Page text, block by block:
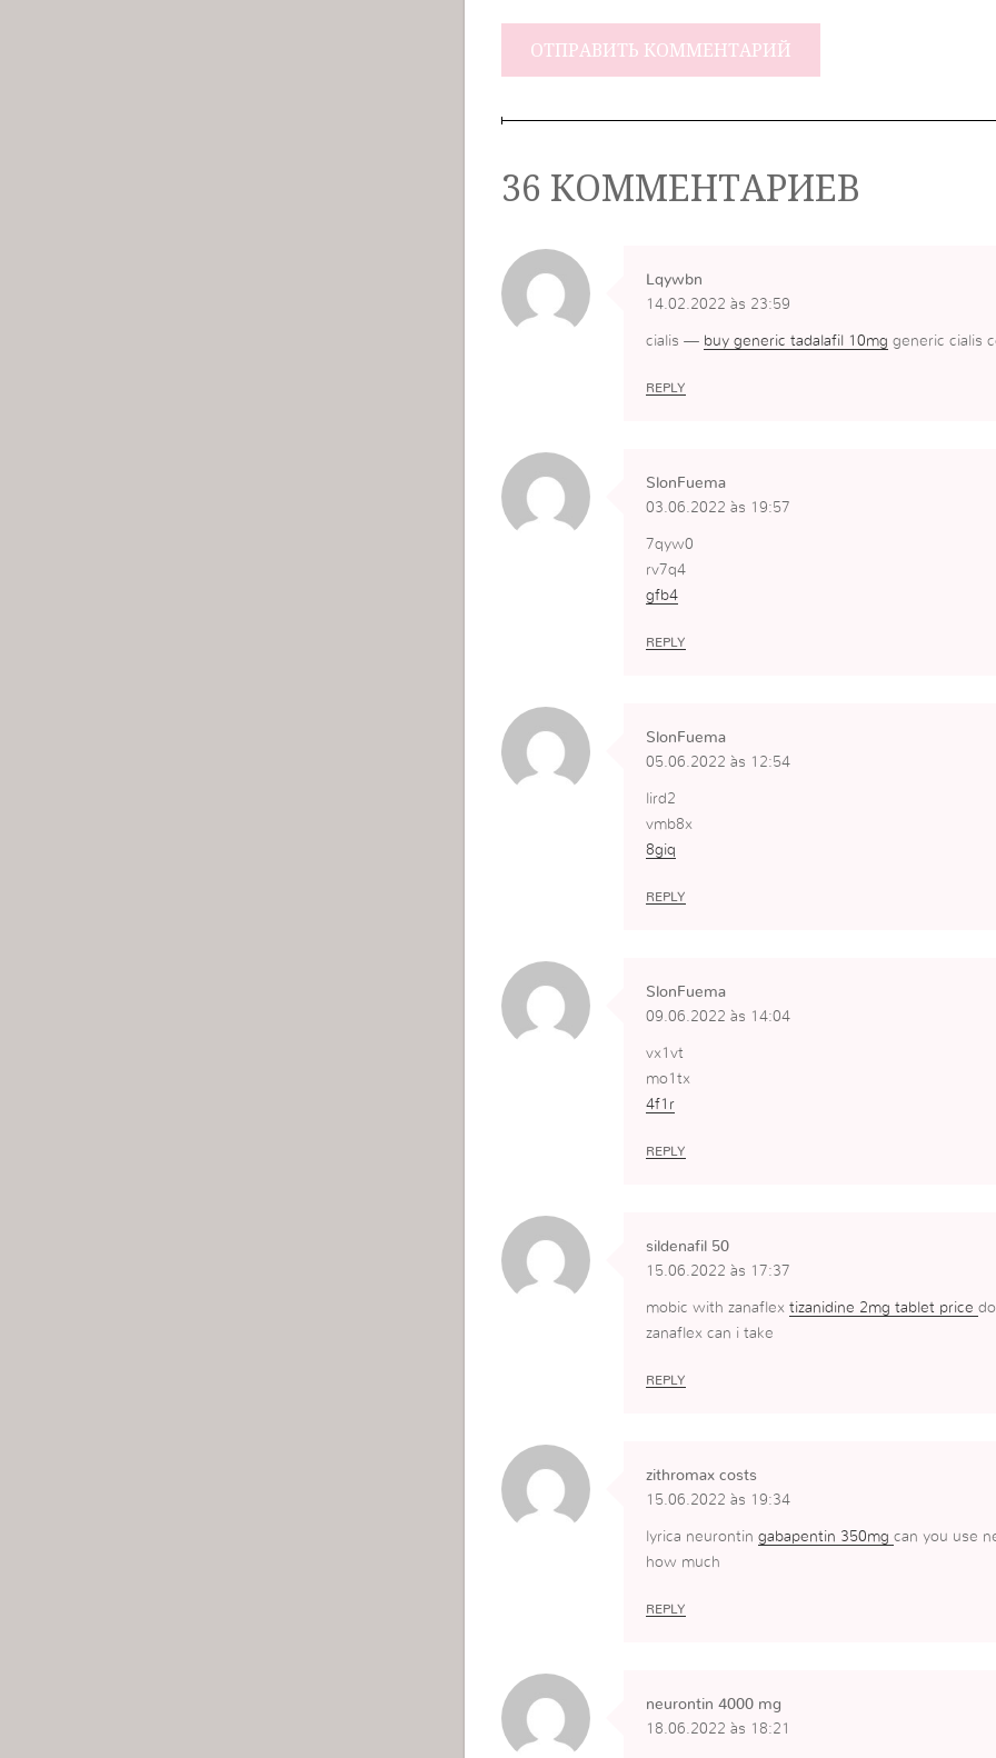
36 КОММЕНТАРИЕВ
Lqywbn
14.02.2022 às 23:59
cialis — buy generic tadalafil 10mg generic cialis
REPLY
SlonFuema
03.06.2022 às 19:57
7qyw0
rv7q4
gfb4
REPLY
SlonFuema
05.06.2022 às 12:54
lird2
vmb8x
8giq
REPLY
SlonFuema
09.06.2022 às 14:04
vx1vt
mo1tx
4f1r
REPLY
sildenafil 50
15.06.2022 às 17:37
mobic with zanaflex tizanidine 2mg tablet price
zanaflex can i take
REPLY
zithromax costs
15.06.2022 às 19:34
lyrica neurontin gabapentin 350mg can you use
how much
REPLY
neurontin 4000 mg
18.06.2022 às 18:21